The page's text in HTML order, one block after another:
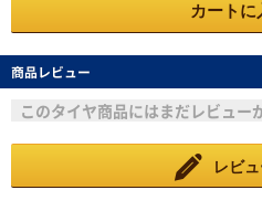
カートに
商品レビュー
このタイヤ商品にはまだレビュー
レビ